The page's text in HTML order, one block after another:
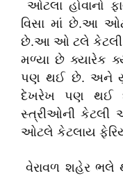
ઓટલા હોવાનો
વિસા માં છે.આ
છે.આ ઓ ટલે કેટલી
મળ્યા છે ક્યારેક
પણ થઈ છે. અને
દેખરેખ પણ
સ્ત્રીઓની કેટલી
ઓટલે કેટલાય
વેરાવળ શહેર ભલે